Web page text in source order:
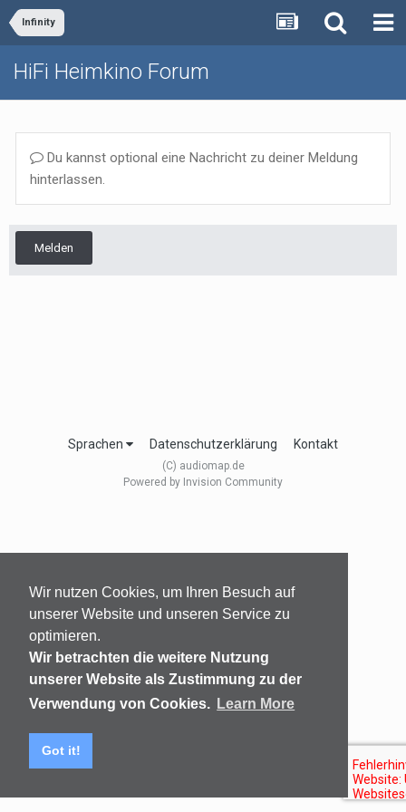
Wir nutzen Cookies, um Ihren Besuch auf
unserer Website und unseren Service zu
optimieren.
Wir betrachten die weitere Nutzung
unserer Website als Zustimmung zu der
Verwendung von Cookies. Learn More
Got it!
Infinity
HiFi Heimkino Forum
Du kannst optional eine Nachricht zu deiner Meldung
hinterlassen.
Melden
Sprachen Datenschutzerklärung Kontakt
(C) audiomap.de
Powered by Invision Community